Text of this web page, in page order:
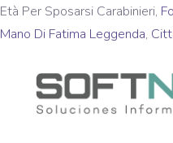
Età Per Sposarsi Carabinieri,
Mano Di Fatima Leggenda,